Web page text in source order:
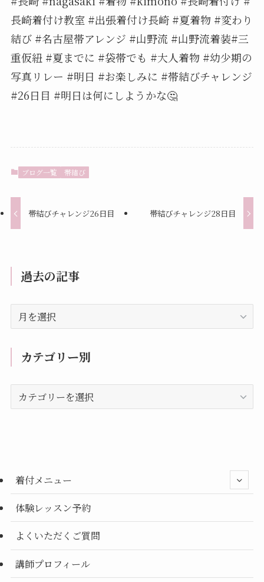
長崎着付け教室 #出張着付け長崎 #夏着物 #変わり
結び #名古屋帯アレンジ #山野流 #山野流着装#三
重仮紐 #夏までに #袋帯でも #大人着物 #幼少期の
写真リレー #明日 #お楽しみに #帯結びチャレンジ
#26日目 #明日は何にしようかな🤔
ブログ一覧 帯結び
帯結びチャレンジ26日目 帯結びチャレンジ28日目
過去の記事
去
事
カテゴリー別
テ
着付メニュー
体験レッスン予約
よくいただくご質問
講師プロフィール